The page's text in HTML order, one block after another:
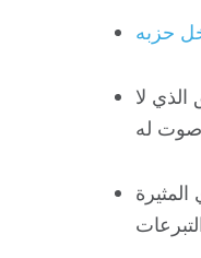
حزبه
الذي لا